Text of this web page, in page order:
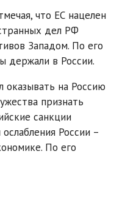
что ЕС нацелен
дел РФ
Западом. По его
держали в России.
оказывать на Россию
признать
санкции
России –
По его